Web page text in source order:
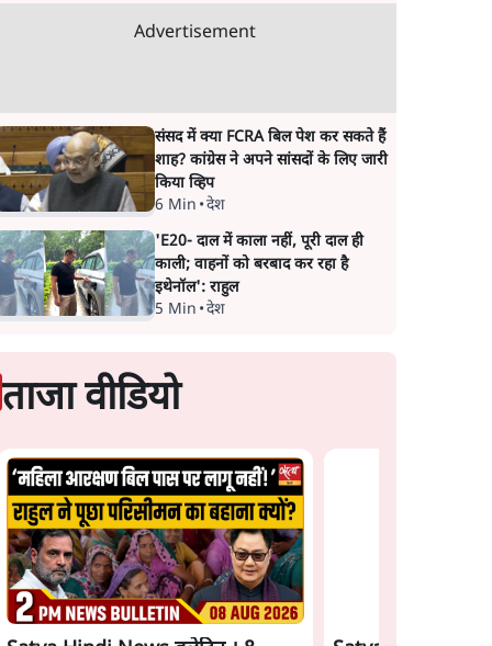
Advertisement
संसद में क्या FCRA बिल पेश कर सकते हैं
शाह? कांग्रेस ने अपने सांसदों के लिए जारी
किया व्हिप
6 Min •देश
'E20- दाल में काला नहीं, पूरी दाल ही
काली; वाहनों को बरबाद कर रहा है
इथेनॉल': राहुल
5 Min •देश
ताजा वीडियो